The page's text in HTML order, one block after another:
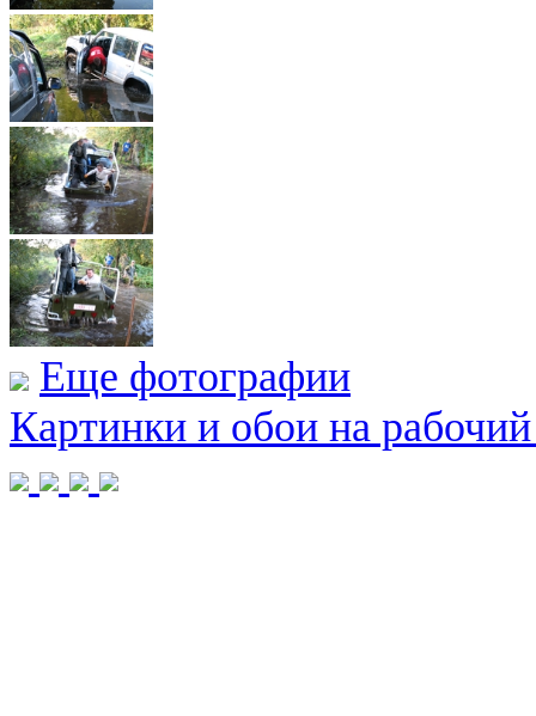
Еще фотографии
Картинки и обои на